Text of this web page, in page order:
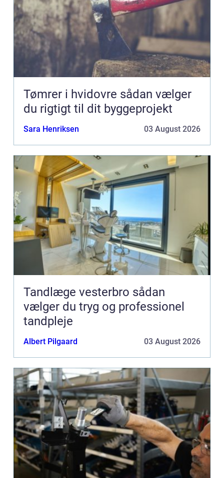
Tømrer i hvidovre sådan vælger
du rigtigt til dit byggeprojekt
Sara Henriksen 03 August 2026
Tandlæge vesterbro sådan
vælger du tryg og professionel
tandpleje
Albert Pilgaard 03 August 2026